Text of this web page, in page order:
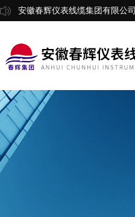
安徽春辉仪表线缆集团有限公司